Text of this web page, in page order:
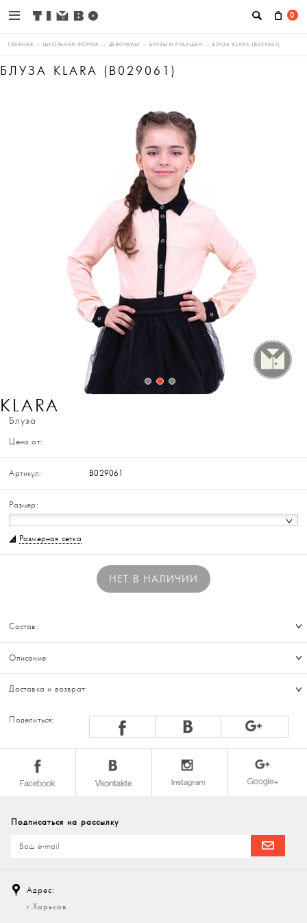
0
ГЛАВНАЯ → ШКОЛЬНАЯ ФОРМА → ДЕВОЧКАМ → БЛУЗЫ И РУБАШКИ → БЛУЗА KLARA (B029061)
БЛУЗА KLARA (B029061)
KLARA
Блуза
Цена от:
Артикул: B029061
Размер:
Размерная сетка
НЕТ В НАЛИЧИИ
Состав:
Описание:
Доставка и возврат:
Поделиться:
Подписаться на рассылку
Адрес:
г.Харьков